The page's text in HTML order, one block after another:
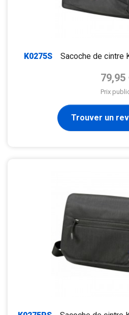
K0275S
Sacoche de cintre
Prix de
79,95
Prix
Trouver un